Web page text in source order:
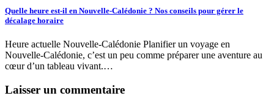
Quelle heure est-il en Nouvelle-Calédonie ? Nos conseils pour gérer le
décalage horaire
Heure actuelle Nouvelle-Calédonie Planifier un voyage en
Nouvelle-Calédonie, c’est un peu comme préparer une aventure au
cœur d’un tableau vivant.…
Laisser un commentaire